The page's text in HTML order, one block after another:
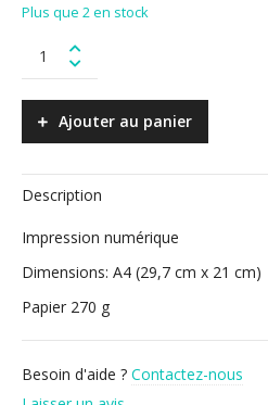
Plus que 2 en stock
Ajouter au panier
Description
Impression numérique
Dimensions: A4 (29,7 cm x 21 cm)
Papier 270 g
Besoin d'aide ? Contactez-nous